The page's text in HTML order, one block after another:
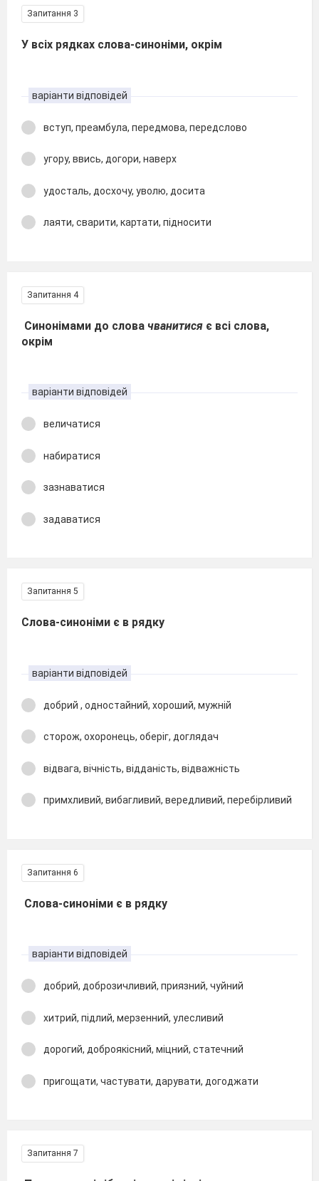
Запитання 3
У всіх рядках слова-синоніми, окрім
варіанти відповідей
вступ, преамбула, передмова, передслово
угору, ввись, догори, наверх
удосталь, досхочу, уволю, досита
лаяти, сварити, картати, підносити
Запитання 4
Синонімами до слова чванитися є всі слова,
окрім
варіанти відповідей
величатися
набиратися
зазнаватися
задаватися
Запитання 5
Слова-синоніми є в рядку
варіанти відповідей
добрий , одностайний, хороший, мужній
сторож, охоронець, оберіг, доглядач
відвага, вічність, відданість, відважність
примхливий, вибагливий, вередливий, перебірливий
Запитання 6
Слова-синоніми є в рядку
варіанти відповідей
добрий, доброзичливий, приязний, чуйний
хитрий, підлий, мерзенний, улесливий
дорогий, доброякісний, міцний, статечний
пригощати, частувати, дарувати, догоджати
Запитання 7